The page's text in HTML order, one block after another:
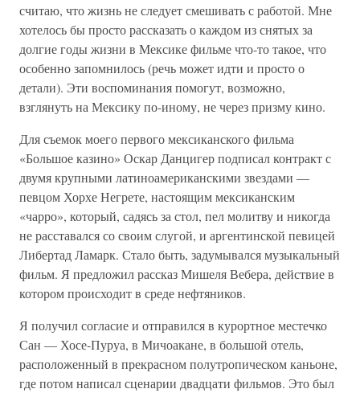
считаю, что жизнь не следует смешивать с работой. Мне
хотелось бы просто рассказать о каждом из снятых за
долгие годы жизни в Мексике фильме что-то такое, что
особенно запомнилось (речь может идти и просто о
детали). Эти воспоминания помогут, возможно,
взглянуть на Мексику по-иному, не через призму кино.
Для съемок моего первого мексиканского фильма
«Большое казино» Оскар Данцигер подписал контракт с
двумя крупными латиноамериканскими звездами —
певцом Хорхе Негрете, настоящим мексиканским
«чарро», который, садясь за стол, пел молитву и никогда
не расставался со своим слугой, и аргентинской певицей
Либертад Ламарк. Стало быть, задумывался музыкальный
фильм. Я предложил рассказ Мишеля Вебера, действие в
котором происходит в среде нефтяников.
Я получил согласие и отправился в курортное местечко
Сан — Хосе-Пуруа, в Мичоакане, в большой отель,
расположенный в прекрасном полутропическом каньоне,
где потом написал сценарии двадцати фильмов. Это был